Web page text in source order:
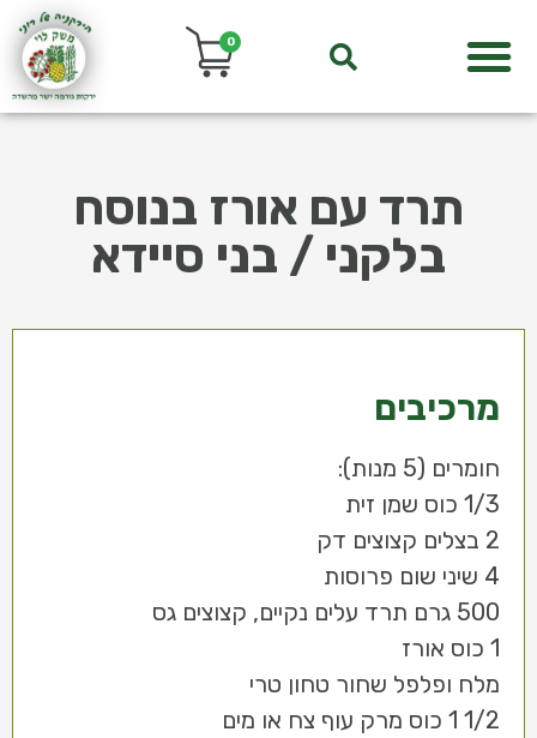
0
תרד עם אורז בנוסח
בלקני / בני סיידא
מרכיבים
חומרים (5 מנות):
1/3 כוס שמן זית
2 בצלים קצוצים דק
4 שיני שום פרוסות
500 גרם תרד עלים נקיים, קצוצים גס
1 כוס אורז
מלח ופלפל שחור טחון טרי
1/2 1 כוס מרק עוף צח או מים